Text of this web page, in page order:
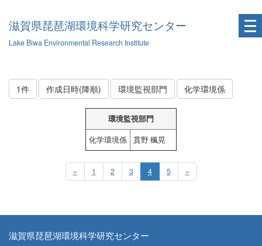
滋賀県琵琶湖環境科学研究センター
Lake Biwa Environmental Research Institute
1件 作成日時(降順) 環境監視部門 化学環境係
環境監視部門
化学環境係
貫野 楓晃
« 1 2 3 4 5 »
滋賀県琵琶湖環境科学研究センター